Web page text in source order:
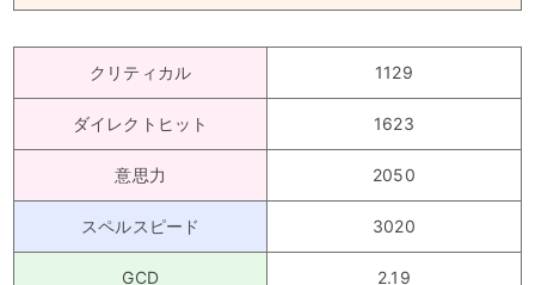
クリティカル 1129
ダイレクトヒット 1623
意思力 2050
スペルスピード 3020
GCD 2.19